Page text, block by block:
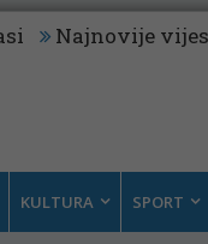
Najnovije
KULTURA SPORT